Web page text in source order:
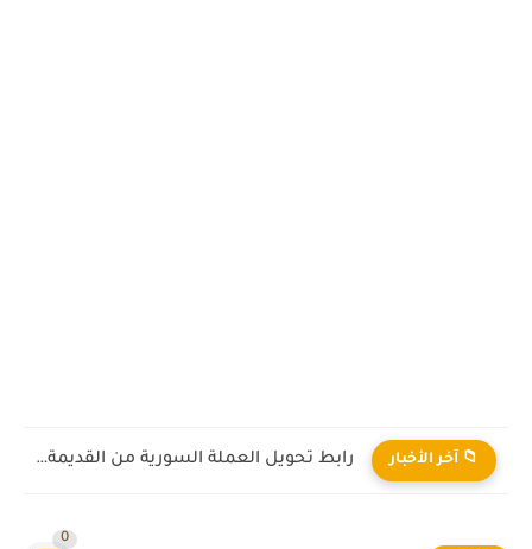
📁 آخر الأخبار ماذا يعني رفع العقوبات على سوريا؟
0